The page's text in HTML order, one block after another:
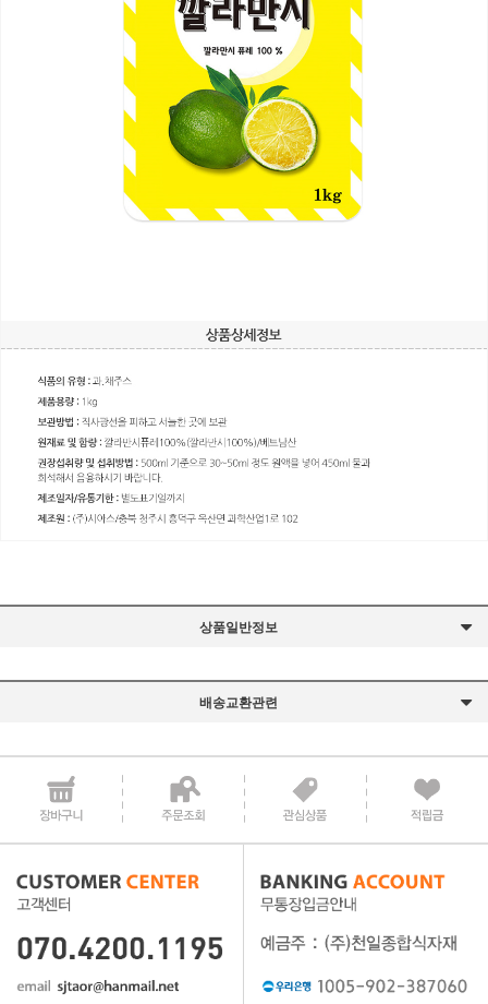
상품일반정보
배송교환관련